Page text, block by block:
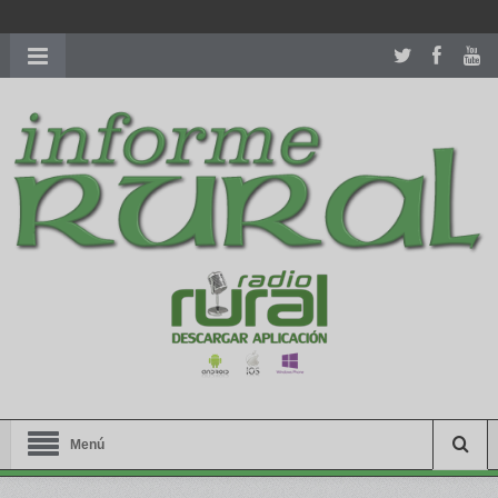
richardmillereplica
women.patekphilippe.tofor sale in usa recognized command with
dining room table ceremony. welcome to our
perfectwatches.is
shop. best youngsexdoll.comwith professional customer
services. 1: 1 design high
https://reallydiamond.com/
Menú